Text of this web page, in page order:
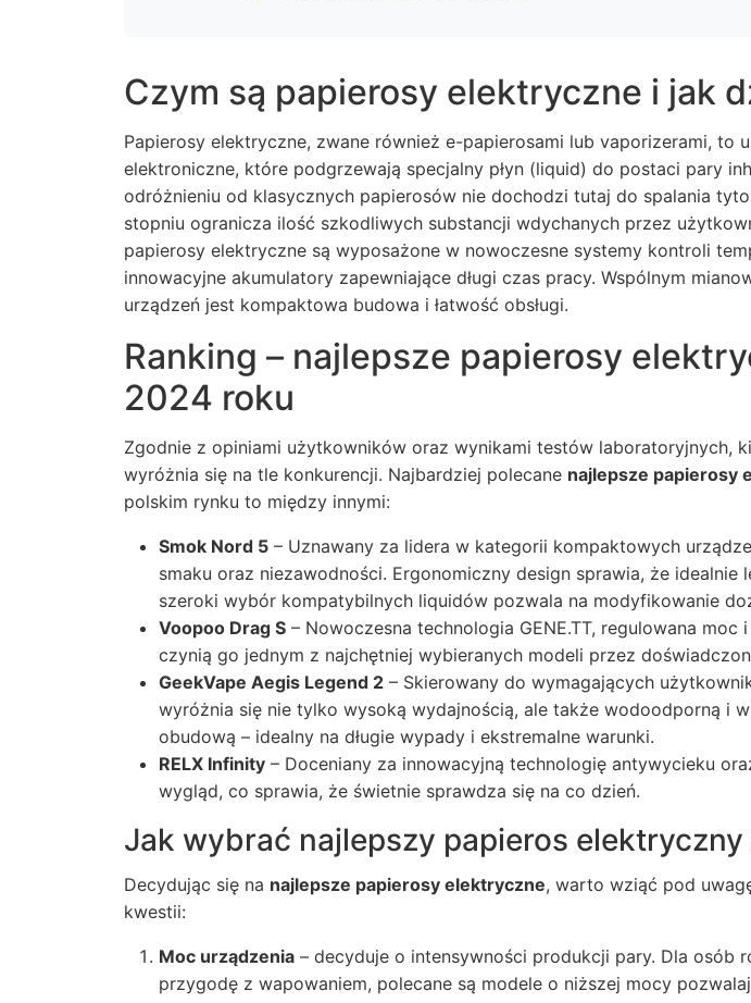
Czym są papierosy elektryczne i jak
Papierosy elektryczne, zwane również e-papierosami lub vaporizerami, to
elektroniczne, które podgrzewają specjalny płyn (liquid) do postaci pary
odróżnieniu od klasycznych papierosów nie dochodzi tutaj do spalania
stopniu ogranicza ilość szkodliwych substancji wdychanych przez
papierosy elektryczne są wyposażone w nowoczesne systemy kontroli
innowacyjne akumulatory zapewniające długi czas pracy. Wspólnym
urządzeń jest kompaktowa budowa i łatwość obsługi.
Ranking – najlepsze papierosy
2024 roku
Zgodnie z opiniami użytkowników oraz wynikami testów laboratoryjnych,
wyróżnia się na tle konkurencji. Najbardziej polecane najlepsze papierosy
polskim rynku to między innymi:
Smok Nord 5 – Uznawany za lidera w kategorii kompaktowych
smaku oraz niezawodności. Ergonomiczny design sprawia, że idealnie
szeroki wybór kompatybilnych liquidów pozwala na modyfikowanie
Voopoo Drag S – Nowoczesna technologia GENE.TT, regulowana moc
czynią go jednym z najchętniej wybieranych modeli przez
GeekVape Aegis Legend 2 – Skierowany do wymagających
wyróżnia się nie tylko wysoką wydajnością, ale także wodoodporną i
obudową – idealny na długie wypady i ekstremalne warunki.
RELX Infinity – Doceniany za innowacyjną technologię antywycieku
wygląd, co sprawia, że świetnie sprawdza się na co dzień.
Jak wybrać najlepszy papieros elektryczny
Decydując się na najlepsze papierosy elektryczne, warto wziąć pod
kwestii:
Moc urządzenia – decyduje o intensywności produkcji pary. Dla osób
przygodę z wapowaniem, polecane są modele o niższej mocy